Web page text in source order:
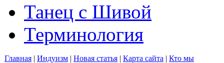
Танец с Шивой
Терминология
Главная | Индуизм | Новая статья | Карта сайта | Кто мы